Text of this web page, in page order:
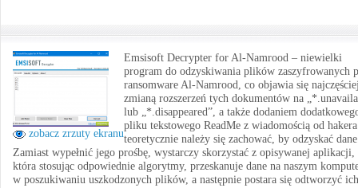
zobacz zrzuty ekranu
Emsisoft Decrypter for Al-Namrood – niewielki
program do odzyskiwania plików zaszyfrowanych
ransomware Al-Namrood, co objawia się
zmianą rozszerzeń tych dokumentów na
lub „*.disappeared”, a także dodaniem
pliku tekstowego ReadMe z wiadomością od
teoretycznie należy się zachować, by odzyskać
Zamiast wypełnić jego prośbę, wystarczy skorzystać z opisywanej aplikacji,
która stosując odpowiednie algorytmy, przeskanuje dane na naszym
w poszukiwaniu uszkodzonych plików, a następnie postara się odtworzyć ich